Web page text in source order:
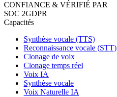
CONFIANCE & VÉRIFIÉ PAR
SOC 2GDPR
Capacités
Synthèse vocale (TTS)
Reconnaissance vocale (STT)
Clonage de voix
Clonage temps réel
Voix IA
Synthèse vocale
Voix Naturelle IA